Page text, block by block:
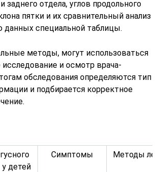
заднего отдела, углов продольного
пятки и их сравнительный анализ
специальной таблицы.
методы, могут использоваться
исследование и осмотр врача-
обследования определяются тип
и подбирается корректное
детей
Симптомы Методы